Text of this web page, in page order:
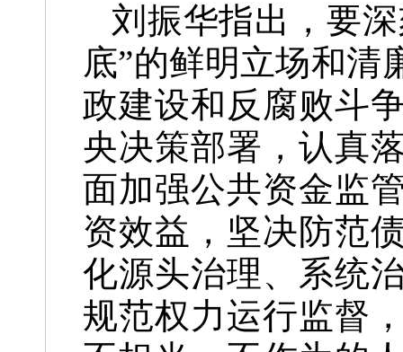
刘振华指出，要
底”的鲜明立场和清
政建设和反腐败斗
央决策部署，认真
面加强公共资金监
资效益，坚决防范
化源头治理、系统
规范权力运行监督